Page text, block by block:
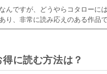
んですが、どうやらコタローに
、非常に読み応えのある作品で
に読む方法は？